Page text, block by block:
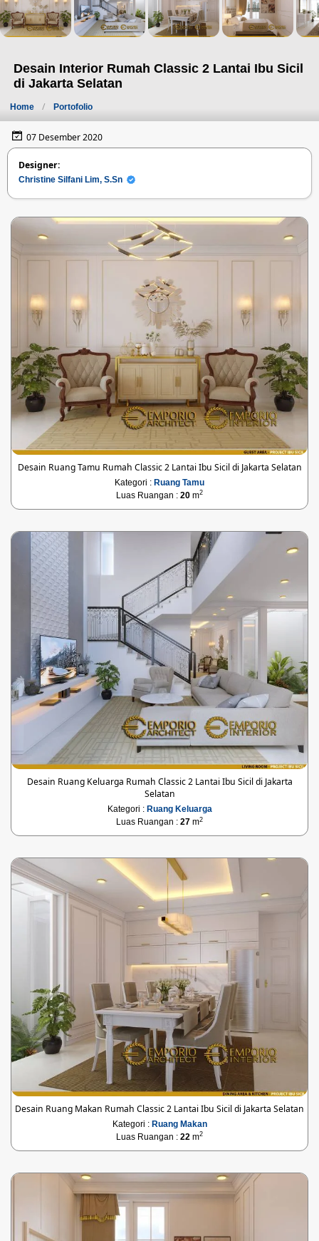
Desain Interior Rumah Classic 2 Lantai Ibu Sicil
di Jakarta Selatan
Home Portofolio
07 Desember 2020
Designer:
Christine Silfani Lim, S.Sn
Desain Ruang Tamu Rumah Classic 2 Lantai Ibu Sicil di Jakarta Selatan
Kategori : Ruang Tamu
Luas Ruangan : 20 m2
Desain Ruang Keluarga Rumah Classic 2 Lantai Ibu Sicil di Jakarta
Selatan
Kategori : Ruang Keluarga
Luas Ruangan : 27 m2
Desain Ruang Makan Rumah Classic 2 Lantai Ibu Sicil di Jakarta Selatan
Kategori : Ruang Makan
Luas Ruangan : 22 m2